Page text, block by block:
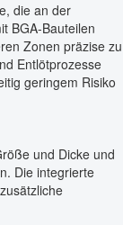
die an der
BGA-Bauteilen
Zonen präzise zu
Entlötprozesse
geringem Risiko
und Dicke und
Die integrierte